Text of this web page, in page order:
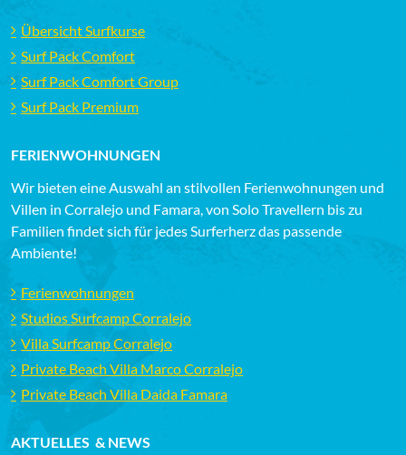
Übersicht Surfkurse
Surf Pack Comfort
Surf Pack Comfort Group
Surf Pack Premium
FERIENWOHNUNGEN
Wir bieten eine Auswahl an stilvollen Ferienwohnungen und
Villen in Corralejo und Famara, von Solo Travellern bis zu
Familien findet sich für jedes Surferherz das passende
Ambiente!
Ferienwohnungen
Studios Surfcamp Corralejo
Villa Surfcamp Corralejo
Private Beach Villa Marco Corralejo
Private Beach Villa Daida Famara
AKTUELLES & NEWS